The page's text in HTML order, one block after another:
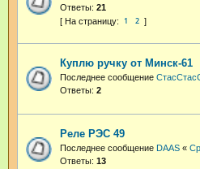
Ответы: 21
1 2
Куплю ручку от Минск-61
Последнее сообщение
Ответы: 2
Реле РЭС 49
Последнее сообщение DAAS «
Ответы: 13